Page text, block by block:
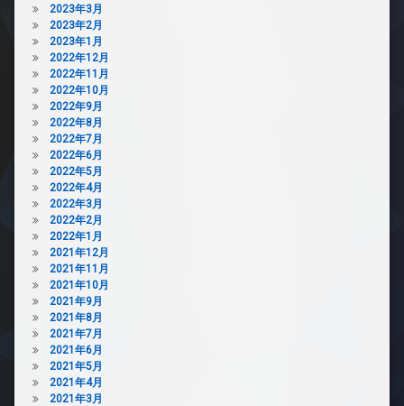
2023年3月
2023年2月
2023年1月
2022年12月
2022年11月
2022年10月
2022年9月
2022年8月
2022年7月
2022年6月
2022年5月
2022年4月
2022年3月
2022年2月
2022年1月
2021年12月
2021年11月
2021年10月
2021年9月
2021年8月
2021年7月
2021年6月
2021年5月
2021年4月
2021年3月